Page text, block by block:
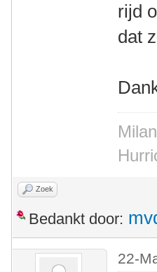
rijd
dat
Zoek
Bedankt door:
22-